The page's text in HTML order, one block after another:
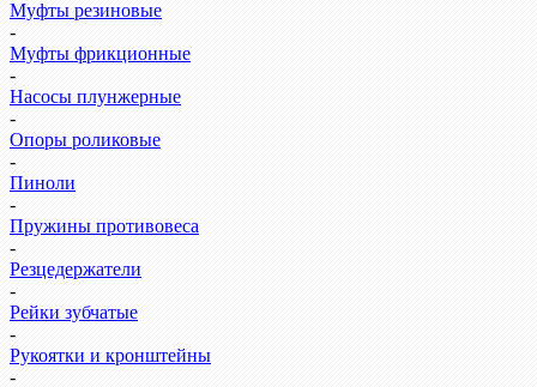
Муфты резиновые
-
Муфты фрикционные
-
Насосы плунжерные
-
Опоры роликовые
-
Пиноли
-
Пружины противовеса
-
Резцедержатели
-
Рейки зубчатые
-
Рукоятки и кронштейны
-